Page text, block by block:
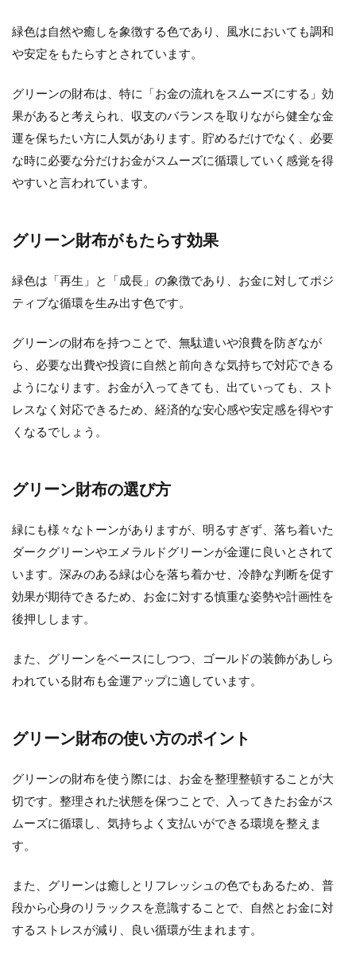
緑色は自然や癒しを象徴する色であり、風水においても調和
や安定をもたらすとされています。
グリーンの財布は、特に「お金の流れをスムーズにする」効
果があると考えられ、収支のバランスを取りながら健全な金
運を保ちたい方に人気があります。貯めるだけでなく、必要
な時に必要な分だけお金がスムーズに循環していく感覚を得
やすいと言われています。
グリーン財布がもたらす効果
緑色は「再生」と「成長」の象徴であり、お金に対してポジ
ティブな循環を生み出す色です。
グリーンの財布を持つことで、無駄遣いや浪費を防ぎなが
ら、必要な出費や投資に自然と前向きな気持ちで対応できる
ようになります。お金が入ってきても、出ていっても、スト
レスなく対応できるため、経済的な安心感や安定感を得やす
くなるでしょう。
グリーン財布の選び方
緑にも様々なトーンがありますが、明るすぎず、落ち着いた
ダークグリーンやエメラルドグリーンが金運に良いとされて
います。深みのある緑は心を落ち着かせ、冷静な判断を促す
効果が期待できるため、お金に対する慎重な姿勢や計画性を
後押しします。
また、グリーンをベースにしつつ、ゴールドの装飾があしら
われている財布も金運アップに適しています。
グリーン財布の使い方のポイント
グリーンの財布を使う際には、お金を整理整頓することが大
切です。整理された状態を保つことで、入ってきたお金がス
ムーズに循環し、気持ちよく支払いができる環境を整えま
す。
また、グリーンは癒しとリフレッシュの色でもあるため、普
段から心身のリラックスを意識することで、自然とお金に対
するストレスが減り、良い循環が生まれます。